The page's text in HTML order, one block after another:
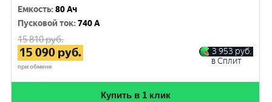
Емкость:80 Ач
Пусковой ток:740 A
15 810руб.
15 090 руб.
при обмене
3 953 руб.
в Сплит
Купить в 1 клик